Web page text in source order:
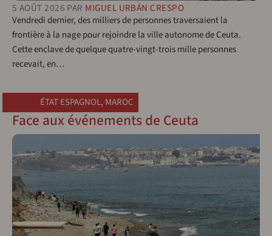
5 AOÛT 2026 PAR MIGUEL URBÁN CRESPO
Vendredi dernier, des milliers de personnes traversaient la
frontière à la nage pour rejoindre la ville autonome de Ceuta.
Cette enclave de quelque quatre-vingt-trois mille personnes
recevait, en…
ÉTAT ESPAGNOL, MAROC
Face aux événements de Ceuta